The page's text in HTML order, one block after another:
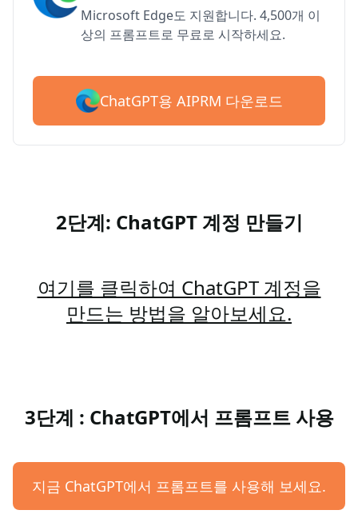
Microsoft Edge도 지원합니다. 4,500개 이
상의 프롬프트로 무료로 시작하세요.
ChatGPT용 AIPRM 다운로드
2단계: ChatGPT 계정 만들기
여기를 클릭하여 ChatGPT 계정을
만드는 방법을 알아보세요.
3단계 : ChatGPT에서 프롬프트 사용
지금 ChatGPT에서 프롬프트를 사용해 보세요.